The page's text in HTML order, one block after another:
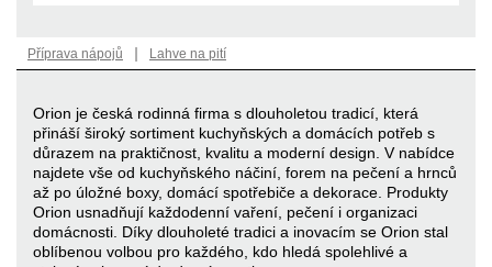
Příprava nápojů | Lahve na pití
Orion je česká rodinná firma s dlouholetou tradicí, která
přináší široký sortiment kuchyňských a domácích potřeb s
důrazem na praktičnost, kvalitu a moderní design. V nabídce
najdete vše od kuchyňského náčiní, forem na pečení a hrnců
až po úložné boxy, domácí spotřebiče a dekorace. Produkty
Orion usnadňují každodenní vaření, pečení i organizaci
domácnosti. Díky dlouholeté tradici a inovacím se Orion stal
oblíbenou volbou pro každého, kdo hledá spolehlivé a